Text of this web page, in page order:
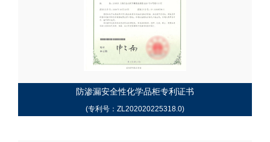
防渗漏安全性化学品柜专利证书
(专利号：ZL202020225318.0)